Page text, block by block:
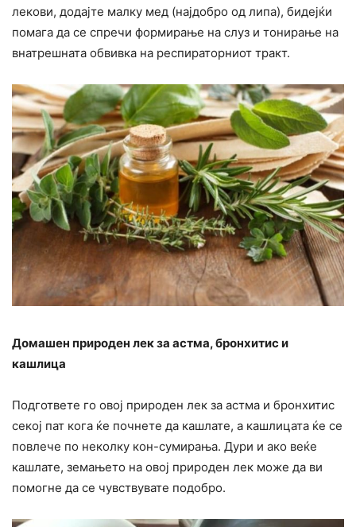
лекови, додајте малку мед (најдобро од липа), бидејќи
помага да се спречи формирање на слуз и тонирање на
внатрешната обвивка на респираторниот тракт.
Домашен природен лек за астма, бронхитис и
кашлица
Подгответе го овој природен лек за астма и бронхитис
секој пат кога ќе почнете да кашлате, а кашлицата ќе се
повлече по неколку кон-сумирања. Дури и ако веќе
кашлате, земањето на овој природен лек може да ви
помогне да се чувствувате подобро.